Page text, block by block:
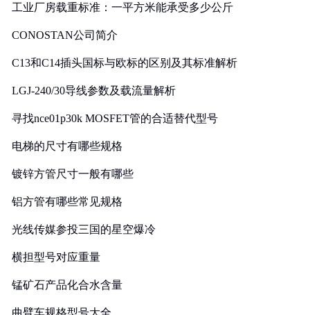
工业厂房载重标准：一平方米能承受多少公斤
CONOSTAN公司简介
C13和C14插头国标与欧标的区别及其标准解析
LGJ-240/30导线参数及载流量解析
寻找nce01p30k MOSFET管的合适替代型号
电梯的尺寸有哪些规格
镀锌方管尺寸一般有哪些
铝方管有哪些常见规格
光线传媒参投三国的星空爆冷
横担型号对应重量
锰矿石产品化合水含量
曲臂车规格型号大全